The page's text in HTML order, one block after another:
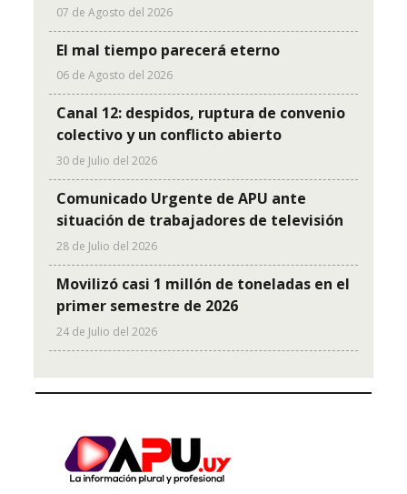
07 de Agosto del 2026
El mal tiempo parecerá eterno
06 de Agosto del 2026
Canal 12: despidos, ruptura de convenio
colectivo y un conflicto abierto
30 de Julio del 2026
Comunicado Urgente de APU ante
situación de trabajadores de televisión
28 de Julio del 2026
Movilizó casi 1 millón de toneladas en el
primer semestre de 2026
24 de Julio del 2026